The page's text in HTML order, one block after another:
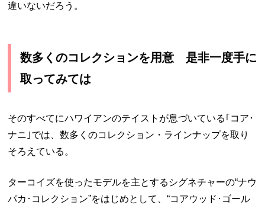
違いないだろう。
数多くのコレクションを用意 是非一度手に
取ってみては
そのすべてにハワイアンのテイストが息づいている｢コア･
ナニ｣では、数多くのコレクション・ラインナップを取り
そろえている。
ターコイズを使ったモデルを主とするシグネチャーの“ナウ
パカ･コレクション”をはじめとして、“コアウッド･ゴール